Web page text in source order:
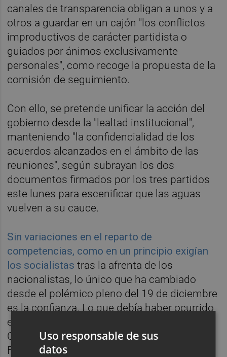
canales de transparencia obligan a unos y a
otros a guardar en un cajón "los conflictos
improductivos de carácter partidista o
guiados por ánimos exclusivamente
personales", como recoge la propuesta de la
comisión de seguimiento.
Con ello, se pretende unificar la acción del
gobierno desde la "lealtad institucional",
manteniendo "la confidencialidad de los
acuerdos alcanzados en el ámbito de las
reuniones", según subrayan los dos
documentos firmados por los tres partidos
este lunes para escenificar que las aguas
vuelven a su cauce.
Sin variaciones en el reparto de
competencias, como en un principio exigían
los socialistas tras la afrenta de los
nacionalistas, lo único que ha cambiado
desde el polémico pleno del 19 de diciembre
es la confianza. Lo que debía haber ocurrido
en junio de 2019, cuando el PSPV,
Compromís y Podem sellaron el Acord de
Fadrell, esto es, actuar como un bloque,
Uso responsable de sus
datos